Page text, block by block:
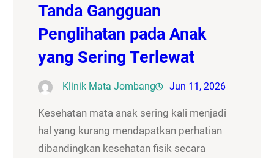
Tanda Gangguan
Penglihatan pada Anak
yang Sering Terlewat
Klinik Mata Jombang Jun 11, 2026
Kesehatan mata anak sering kali menjadi
hal yang kurang mendapatkan perhatian
dibandingkan kesehatan fisik secara